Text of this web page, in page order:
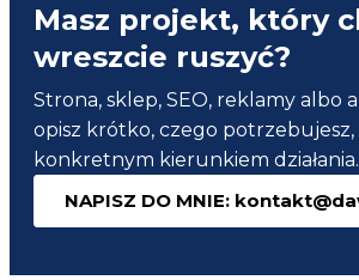
Czerwone
flagi,
których
poznasz
słabego
wykonawce
Masz projekt, który
wreszcie ruszyć?
Strona, sklep, SEO, reklamy albo
opisz krótko, czego potrzebujesz,
konkretnym kierunkiem działania.
NAPISZ DO MNIE: